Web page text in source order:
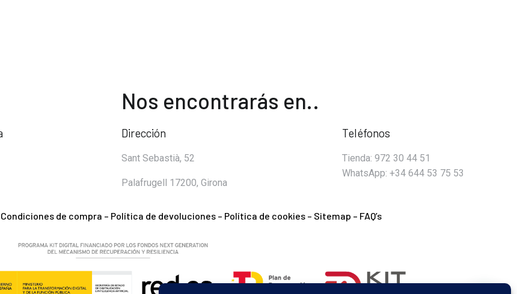
Nos encontrarás en..
Dirección
Sant Sebastià, 52
Palafrugell 17200, Girona
Teléfonos
Tienda: 972 30 44 51
WhatsApp: +34 644 53 75 53
Condiciones de compra – Política de devoluciones– Política de cookies– Sitemap – FAQ’s